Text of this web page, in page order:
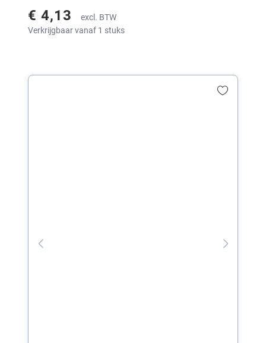
€ 4,13
excl. BTW
Verkrijgbaar vanaf 1 stuks